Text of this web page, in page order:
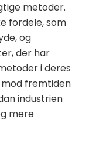
metoder.
fordele, som
og
der har
i deres
mod fremtiden
industrien
mere